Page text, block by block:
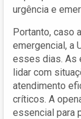
urgência e
Portanto, caso
emergencial, a
esses dias. As
lidar com
atendimento
críticos. A
essencial para